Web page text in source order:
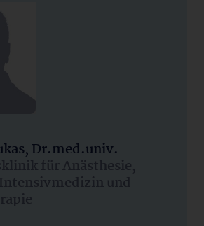
Dr.med.univ.
für Anästhesie,
und